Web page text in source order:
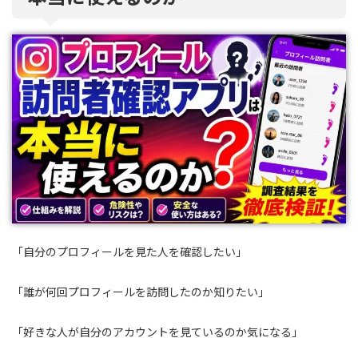
「自分のプロフィールを見た人を確認したい」
「誰が何回プロフィールを訪問したのか知りたい」
「好きな人が自分のアカウントを見ているのか気になる」